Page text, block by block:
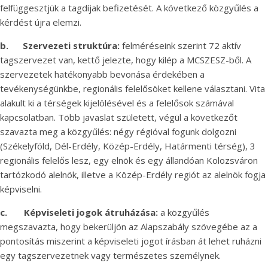
felfüggesztjük a tagdíjak befizetését. A következő közgyűlés a
kérdést újra elemzi.
b. Szervezeti struktúra: felméréseink szerint 72 aktív
tagszervezet van, kettő jelezte, hogy kilép a MCSZESZ-ből. A
szervezetek hatékonyabb bevonása érdekében a
tevékenységünkbe, regionális felelősöket kellene választani. Vita
alakult ki a térségek kijelölésével és a felelősok számával
kapcsolatban. Több javaslat született, végül a következőt
szavazta meg a közgyűlés: négy régióval fogunk dolgozni
(Székelyföld, Dél-Erdély, Közép-Erdély, Határmenti térség), 3
regionális felelős lesz, egy elnök és egy állandóan Kolozsváron
tartózkodó alelnök, illetve a Közép-Erdély regiót az alelnök fogja
képviselni.
c. Képviseleti jogok átruházása: a közgyűlés
megszavazta, hogy bekerüljön az Alapszabály szövegébe az a
pontosítás miszerint a képviseleti jogot írásban át lehet ruházni
egy tagszervezetnek vagy természetes személynek.